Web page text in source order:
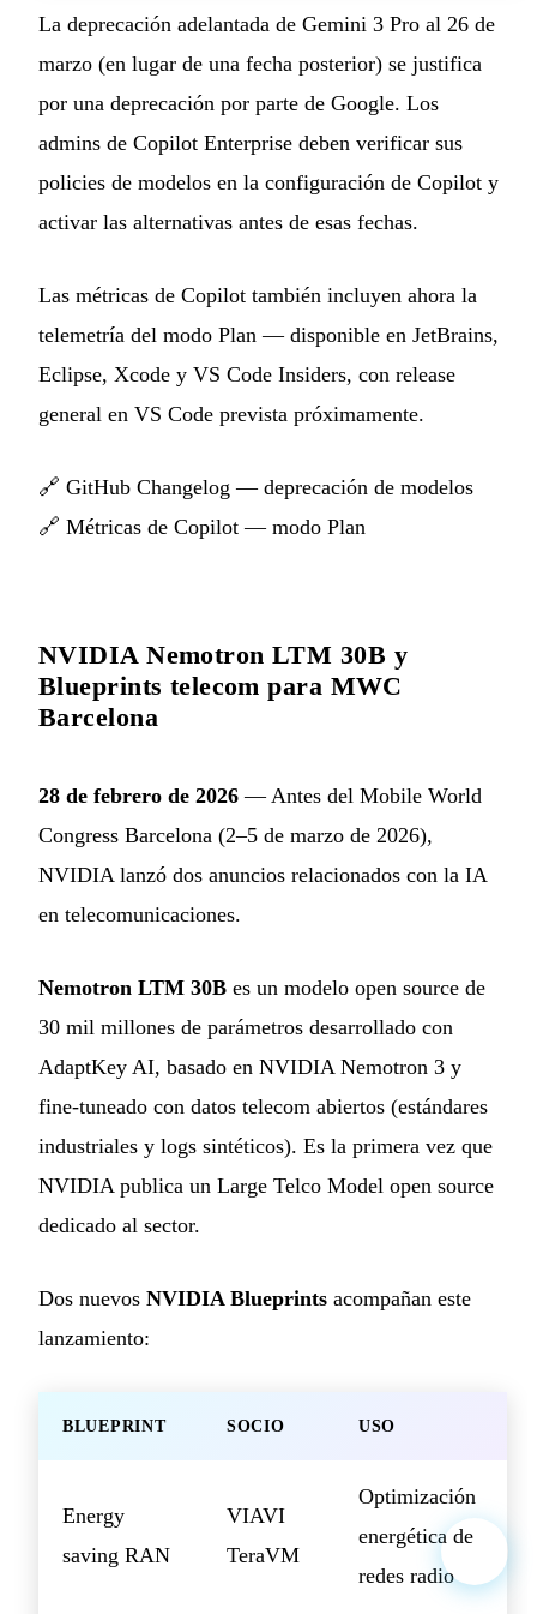
La deprecación adelantada de Gemini 3 Pro al 26 de
marzo (en lugar de una fecha posterior) se justifica
por una deprecación por parte de Google. Los
admins de Copilot Enterprise deben verificar sus
policies de modelos en la configuración de Copilot y
activar las alternativas antes de esas fechas.
Las métricas de Copilot también incluyen ahora la
telemetría del modo Plan — disponible en JetBrains,
Eclipse, Xcode y VS Code Insiders, con release
general en VS Code prevista próximamente.
🔗 GitHub Changelog — deprecación de modelos
🔗 Métricas de Copilot — modo Plan
NVIDIA Nemotron LTM 30B y
Blueprints telecom para MWC
Barcelona
28 de febrero de 2026 — Antes del Mobile World
Congress Barcelona (2–5 de marzo de 2026),
NVIDIA lanzó dos anuncios relacionados con la IA
en telecomunicaciones.
Nemotron LTM 30B es un modelo open source de
30 mil millones de parámetros desarrollado con
AdaptKey AI, basado en NVIDIA Nemotron 3 y
fine-tuneado con datos telecom abiertos (estándares
industriales y logs sintéticos). Es la primera vez que
NVIDIA publica un Large Telco Model open source
dedicado al sector.
Dos nuevos NVIDIA Blueprints acompañan este
lanzamiento:
BLUEPRINT SOCIO USO
Energy
saving RAN
VIAVI
TeraVM
Optimización
energética de
redes radio